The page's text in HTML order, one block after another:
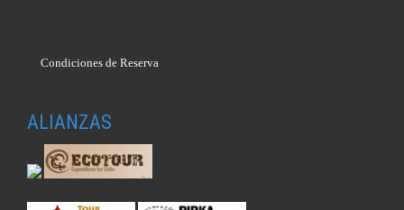
Condiciones de Reserva
ALIANZAS